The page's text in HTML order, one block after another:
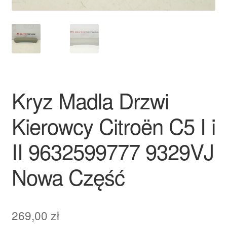
Skarga
Zamówienia
Zasady i warunki
Kryz Madla Drzwi
Kierowcy Citroën C5 I i
II 9632599777 9329VJ
Nowa Część
269,00 zł